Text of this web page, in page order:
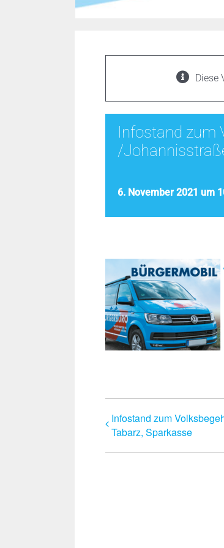
Diese
Infostand zum
/
6. November 2021 um
Infostand zum
Tabarz, Sparkasse